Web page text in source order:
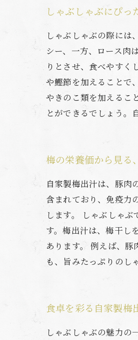
しゃぶしゃぶにぴっ
しゃぶしゃぶの際には
シー、一方、ロース肉
りとさせ、食べやすく
や鰹節を加えることで
やきのこ類を加えるこ
とができるでしょう。
梅の栄養価から見る
自家製梅出汁は、豚肉
含まれており、免疫力
します。 しゃぶしゃ
す。梅出汁は、梅干し
あります。 例えば、
も、旨みたっぷりのし
食卓を彩る自家製梅
しゃぶしゃぶの魅力の